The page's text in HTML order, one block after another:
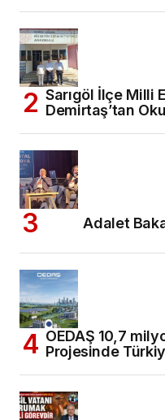
Sarıgöl İlçe Milli
Demirtaş’tan
Adalet
OEDAŞ 10,7
Projesinde